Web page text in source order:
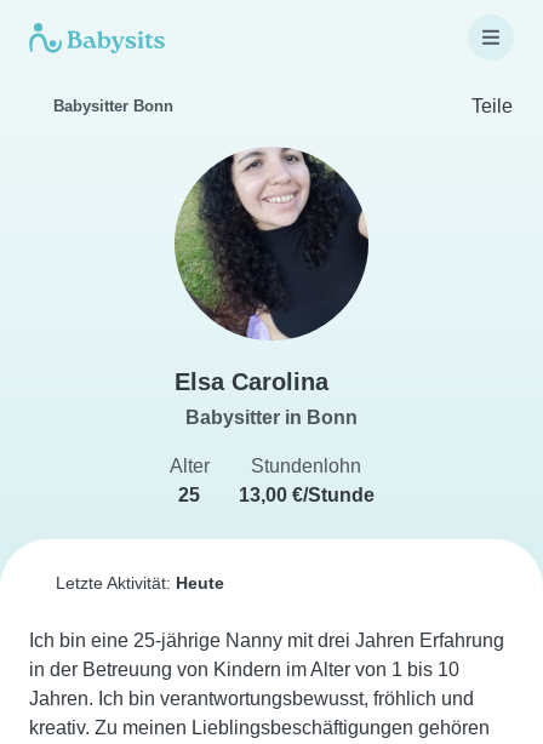
Babysitter Bonn Teile
Elsa Carolina
Babysitter in Bonn
Alter
25
Stundenlohn
13,00 €/Stunde
Letzte Aktivität: Heute
Ich bin eine 25-jährige Nanny mit drei Jahren Erfahrung
in der Betreuung von Kindern im Alter von 1 bis 10
Jahren. Ich bin verantwortungsbewusst, fröhlich und
kreativ. Zu meinen Lieblingsbeschäftigungen gehören